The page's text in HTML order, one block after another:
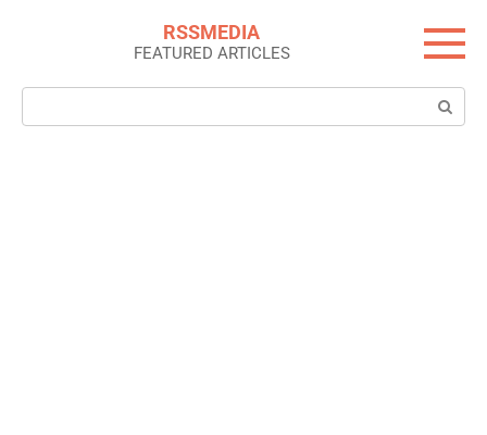
RSSMEDIA
FEATURED ARTICLES
Search: